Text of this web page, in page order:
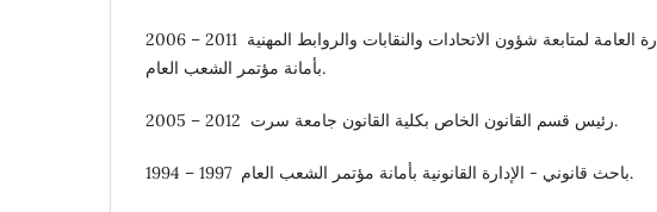
2006 – 2011 مدير الإدارة العامة لمتابعة شؤون الاتحادات والنقابات والروابط المهنية
بأمانة مؤتمر الشعب العام.
2005 – 2012 رئيس قسم القانون الخاص بكلية القانون جامعة سرت.
1994 – 1997 باحث قانوني - الإدارة القانونية بأمانة مؤتمر الشعب العام.